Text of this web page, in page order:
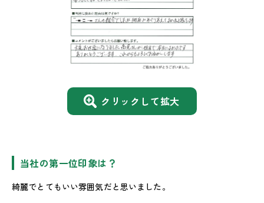
クリックして拡大
当社の第一位印象は？
綺麗でとてもいい雰囲気だと思いました。